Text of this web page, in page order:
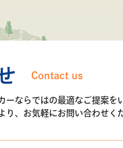
Contact us
ーならではの最適なご提案を
り、 お気軽にお問い合わせく